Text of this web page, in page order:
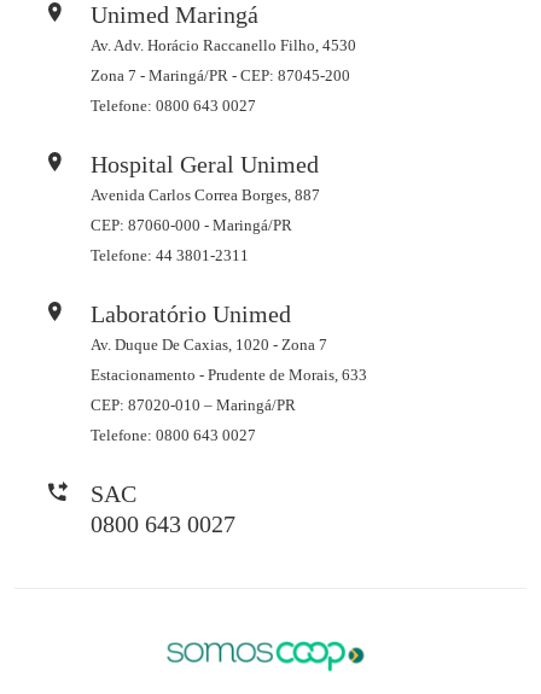
Unimed Maringá
Av. Adv. Horácio Raccanello Filho, 4530
Zona 7 - Maringá/PR - CEP: 87045-200
Telefone: 0800 643 0027
Hospital Geral Unimed
Avenida Carlos Correa Borges, 887
CEP: 87060-000 - Maringá/PR
Telefone: 44 3801-2311
Laboratório Unimed
Av. Duque De Caxias, 1020 - Zona 7
Estacionamento - Prudente de Morais, 633
CEP: 87020-010 – Maringá/PR
Telefone: 0800 643 0027
SAC
0800 643 0027